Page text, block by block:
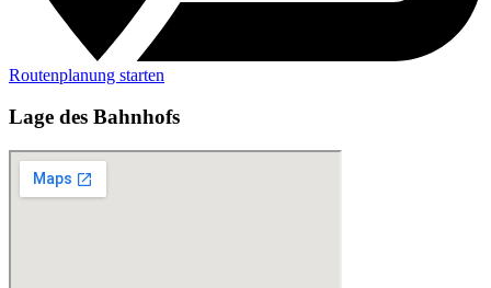
Routenplanung starten
Lage des Bahnhofs